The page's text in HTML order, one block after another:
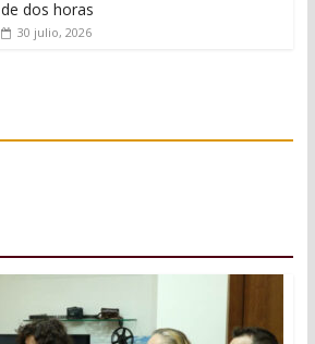
de dos horas
30 julio, 2026